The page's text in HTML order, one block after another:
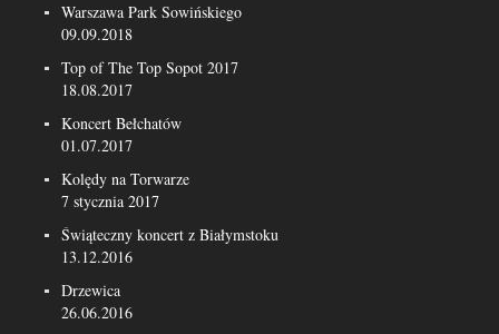
Warszawa Park Sowińskiego
09.09.2018
Top of The Top Sopot 2017
18.08.2017
Koncert Bełchatów
01.07.2017
Kolędy na Torwarze
7 stycznia 2017
Świąteczny koncert z Białymstoku
13.12.2016
Drzewica
26.06.2016